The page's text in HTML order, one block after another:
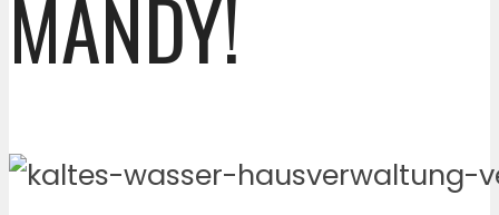
MANDY!